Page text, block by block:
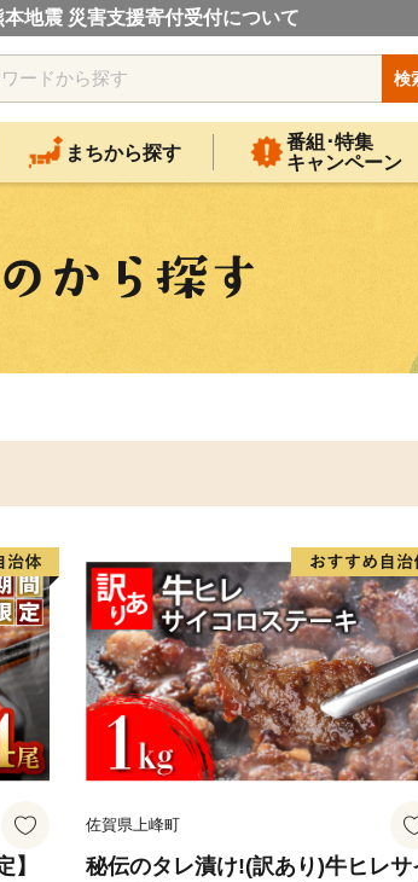
地震 災害支援寄付受付について
検
まちから探す
番組･特集
キャンペーン
】
佐賀県上峰町
秘伝のタレ漬け!(訳あり)牛ヒレサ